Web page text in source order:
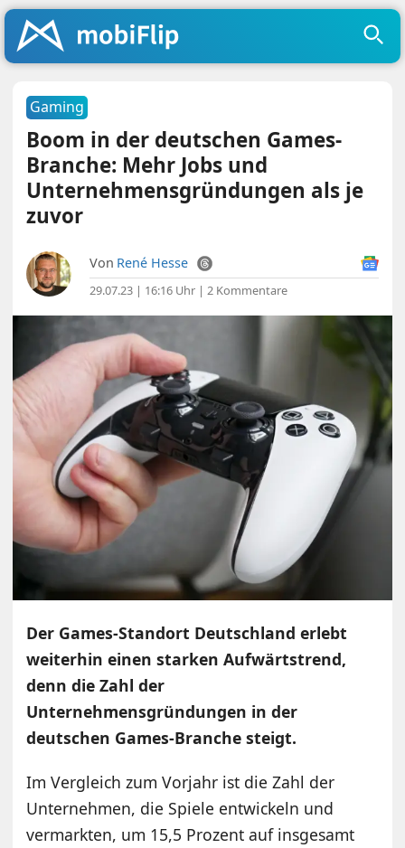
Gaming
Boom in der deutschen Games-
Branche: Mehr Jobs und
Unternehmensgründungen als je
zuvor
Von René Hesse
29.07.23 | 16:16 Uhr |2 Kommentare
Der Games-Standort Deutschland erlebt
weiterhin einen starken Aufwärtstrend,
denn die Zahl der
Unternehmensgründungen in der
deutschen Games-Branche steigt.
Im Vergleich zum Vorjahr ist die Zahl der
Unternehmen, die Spiele entwickeln und
vermarkten, um 15,5 Prozent auf insgesamt